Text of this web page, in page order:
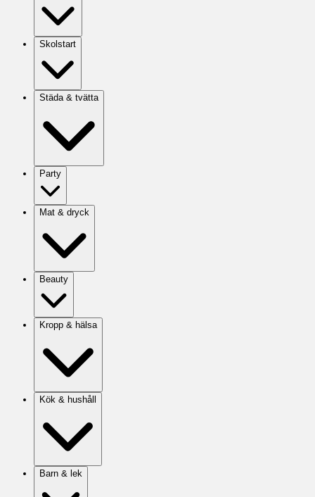
Skolstart
Städa & tvätta
Party
Mat & dryck
Beauty
Kropp & hälsa
Kök & hushåll
Barn & lek